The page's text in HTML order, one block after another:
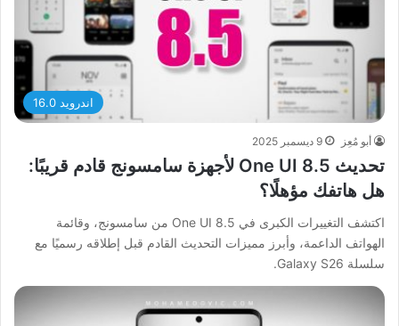
اندرويد 16.0
أبو مُعِز 9 ديسمبر 2025
تحديث One UI 8.5 لأجهزة سامسونج قادم قريبًا:
هل هاتفك مؤهلًا؟
اكتشف التغييرات الكبرى في One UI 8.5 من سامسونج، وقائمة
الهواتف الداعمة، وأبرز مميزات التحديث القادم قبل إطلاقه رسميًا مع
سلسلة Galaxy S26.